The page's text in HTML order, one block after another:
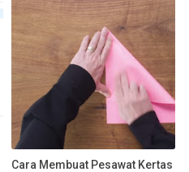
Cara Membuat Pesawat Kertas